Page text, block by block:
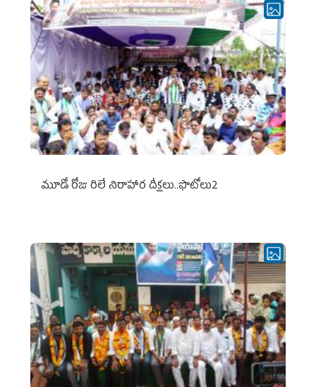
మూడో రోజు రిలే నిరాహార దీక్షలు..ఫొటోలు2